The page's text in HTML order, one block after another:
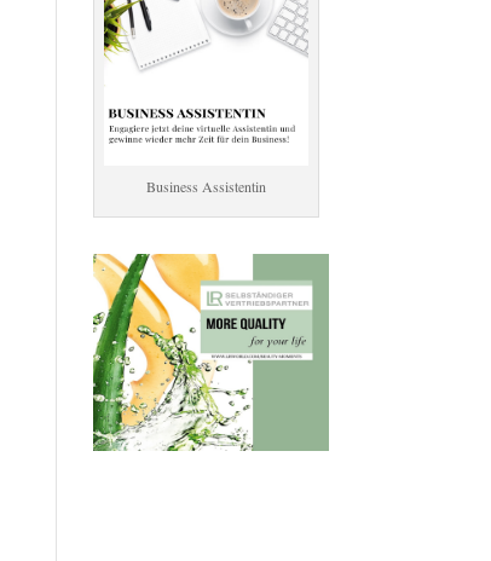
Business Assistentin